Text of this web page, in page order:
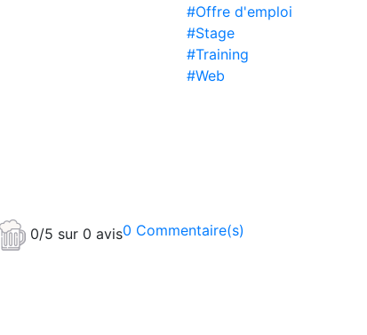
#Offre d'emploi
#Stage
#Training
#Web
0 Commentaire(s)
0/5 sur 0 avis